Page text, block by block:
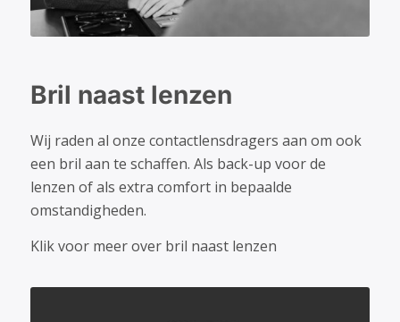
Bril naast lenzen
Wij raden al onze contactlensdragers aan om ook
een bril aan te schaffen. Als back-up voor de
lenzen of als extra comfort in bepaalde
omstandigheden.
Klik voor meer over bril naast lenzen